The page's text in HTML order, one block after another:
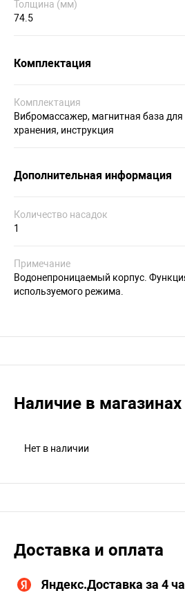
Толщина (мм)
74.5
Комплектация
Комплектация
Вибромассажер, магнитная база для
хранения, инструкция
Дополнительная информация
Количество насадок
1
Примечание
Водонепроницаемый корпус.
используемого режима.
Наличие в магазинах
Нет в наличии
Доставка и оплата
Яндекс.Доставка за 4